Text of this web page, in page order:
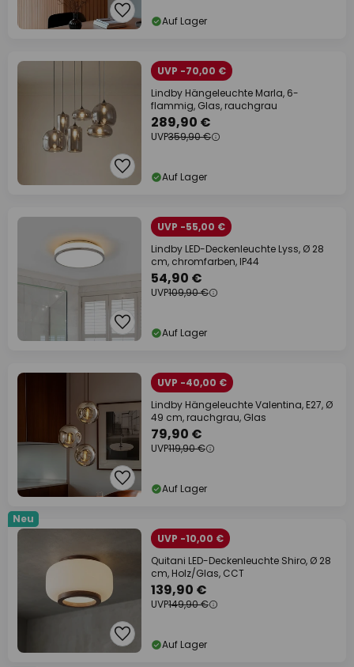
Auf Lager
UVP -70,00 €
Lindby Hängeleuchte Marla, 6-
flammig, Glas, rauchgrau
289,90 €
UVP359,90 €
Auf Lager
UVP -55,00 €
Lindby LED-Deckenleuchte Lyss, Ø 28
cm, chromfarben, IP44
54,90 €
UVP109,90 €
Auf Lager
UVP -40,00 €
Lindby Hängeleuchte Valentina, E27, Ø
49 cm, rauchgrau, Glas
79,90 €
UVP119,90 €
Auf Lager
Neu
UVP -10,00 €
Quitani LED-Deckenleuchte Shiro, Ø 28
cm, Holz/Glas, CCT
139,90 €
UVP149,90 €
Auf Lager